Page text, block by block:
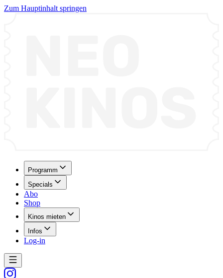
Zum Hauptinhalt springen
Programm
Specials
Abo
Shop
Kinos mieten
Infos
Log-in